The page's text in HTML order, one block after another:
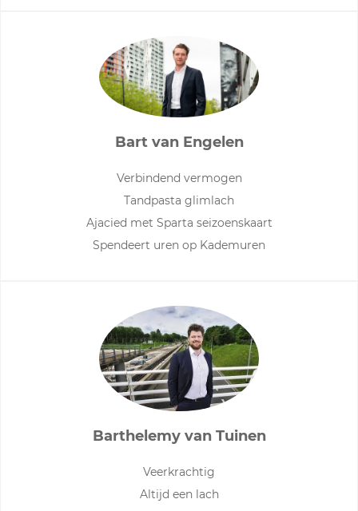
Bart van Engelen
Verbindend vermogen
Tandpasta glimlach
Ajacied met Sparta seizoenskaart
Spendeert uren op Kademuren
Barthelemy van Tuinen
Veerkrachtig
Altijd een lach